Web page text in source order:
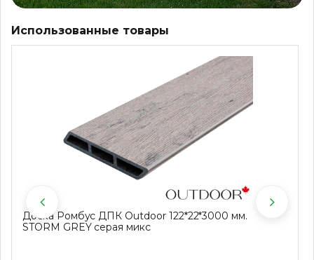
Использованные товары
Доска Ромбус ДПК Outdoor 122*22*3000 мм.
STORM GREY серая микс